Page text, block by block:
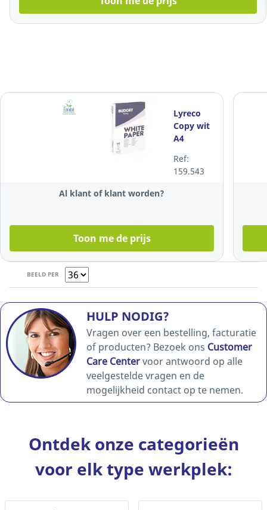
Lyreco
Copy wit
A4
g, per
doos van
Ref:
159.543
Al klant of klant worden?
Toon me de prijs
BEELD PER
HULP NODIG?
Vragen over een bestelling, facturatie
of producten? Bezoek ons Customer
Care Centervoor antwoord op alle
veelgestelde vragen en de
mogelijkheid contact op te nemen.
Ontdek onze categorieën
voor elk type werkplek: